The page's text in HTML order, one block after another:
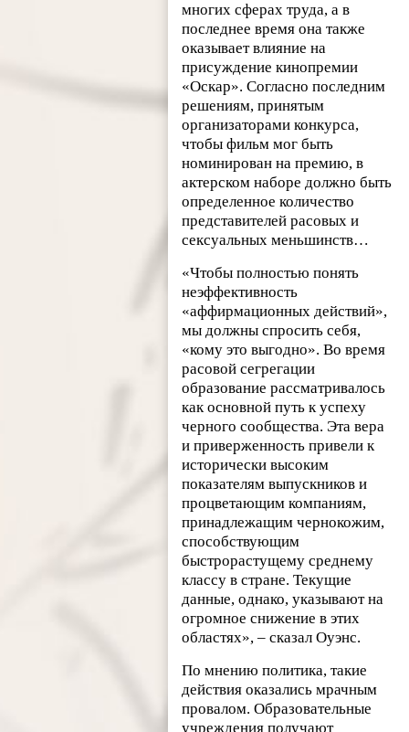
многих сферах труда, а в
последнее время она также
оказывает влияние на
присуждение кинопремии
«Оскар». Согласно последним
решениям, принятым
организаторами конкурса,
чтобы фильм мог быть
номинирован на премию, в
актерском наборе должно быть
определенное количество
представителей расовых и
сексуальных меньшинств…
«Чтобы полностью понять
неэффективность
«аффирмационных действий»,
мы должны спросить себя,
«кому это выгодно». Во время
расовой сегрегации
образование рассматривалось
как основной путь к успеху
черного сообщества. Эта вера
и приверженность привели к
исторически высоким
показателям выпускников и
процветающим компаниям,
принадлежащим чернокожим,
способствующим
быстрорастущему среднему
классу в стране. Текущие
данные, однако, указывают на
огромное снижение в этих
областях», – сказал Оуэнс.
По мнению политика, такие
действия оказались мрачным
провалом. Образовательные
учреждения получают